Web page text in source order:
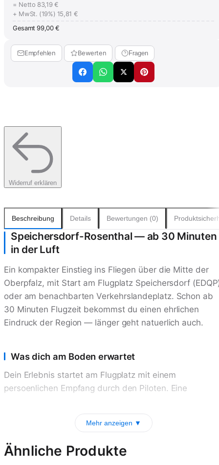
= Netto 83,19 €
+ MwSt. (19%) 15,81 €
Gesamt 99,00 €
Empfehlen Bewerten Fragen
Widerruf erklären
Beschreibung Details Bewertungen (0)
Speichersdorf-Rosenthal — ab 30 Minuten
in der Luft
Ein kompakter Einstieg ins Fliegen über die Mitte der
Oberpfalz, mit Start am Flugplatz Speichersdorf
oder am benachbarten Verkehrslandeplatz. Schon ab
30 Minuten Flugzeit bekommst du einen ehrlichen
Eindruck der Region — länger geht natuerlich auch.
Was dich am Boden erwartet
Dein Erlebnis startet am Flugplatz mit einem
persoenlichen Empfang durch den Piloten. Eine
Mehr anzeigen ▼
Ähnliche Produkte